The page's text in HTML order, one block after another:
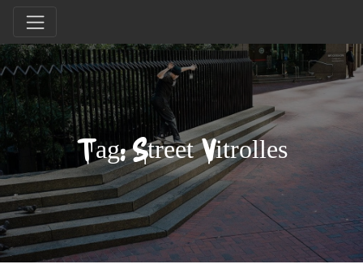
Tag: Street Vitrolles